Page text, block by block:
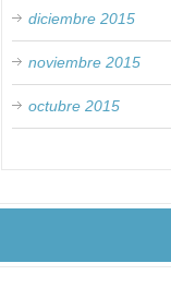
diciembre 2015
noviembre 2015
octubre 2015